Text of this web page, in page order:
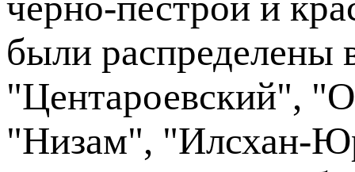
были распределены
"Центароевский",
"Низам", "Илсхан-